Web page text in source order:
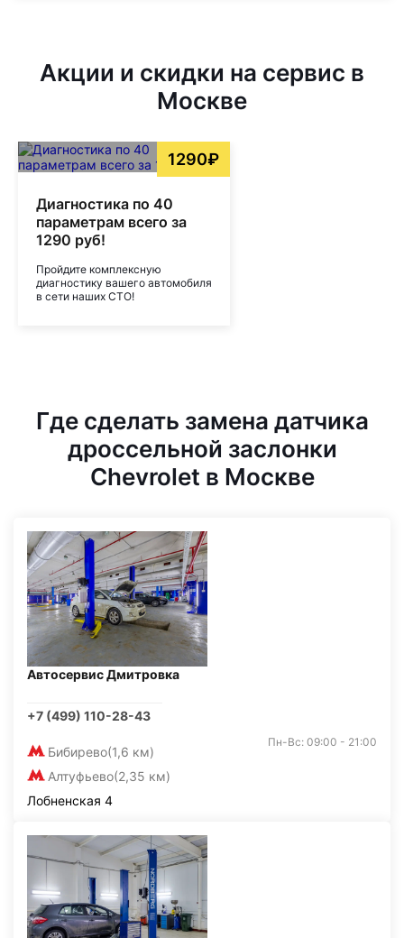
Акции и скидки на сервис в
Москве
1290₽
Диагностика по 40
параметрам всего за
1290 руб!
Пройдите комплексную
диагностику вашего автомобиля
в сети наших СТО!
Где сделать замена датчика
дроссельной заслонки
Chevrolet в Москве
Автосервис Дмитровка
+7 (499) 110-28-43
Бибирево(1,6 км)
Алтуфьево(2,35 км)
Пн-Вс: 09:00 - 21:00
Лобненская 4